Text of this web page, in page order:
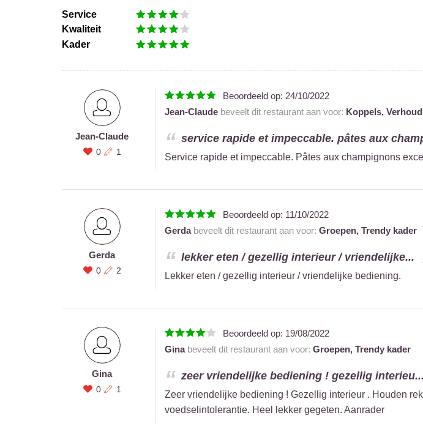
Service
Kwaliteit
Kader
Jean-Claude
0 1
Beoordeeld op: 24/10/2022
Jean-Claudebeveelt dit restaurant aan voor: Koppels,
service rapide et impeccable. pâtes aux
Service rapide et impeccable. Pâtes aux champignons
Gerda
0 2
Beoordeeld op: 11/10/2022
Gerdabeveelt dit restaurant aan voor: Groepen, Trendy kader
lekker eten / gezellig interieur / vriendelijke...
Lekker eten / gezellig interieur / vriendelijke bediening.
Gina
0 1
Beoordeeld op: 19/08/2022
Ginabeveelt dit restaurant aan voor: Groepen, Trendy kader
zeer vriendelijke bediening ! gezellig interieu...
Zeer vriendelijke bediening ! Gezellig interieur . Houden
voedselintolerantie. Heel lekker gegeten. Aanrader